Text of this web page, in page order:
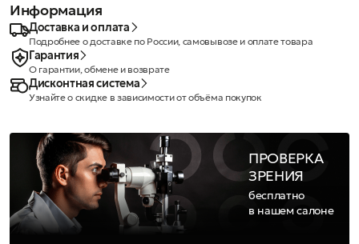
Информация
Доставка и оплата
Подробнее о доставке по России, самовывозе и оплате товара
Гарантия
О гарантии, обмене и возврате
Дисконтная система
Узнайте о скидке в зависимости от объёма покупок
ПРОВЕРКА
ЗРЕНИЯ
бесплатно
в нашем салоне